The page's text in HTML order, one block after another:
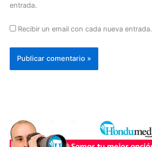
entrada.
Recibir un email con cada nueva entrada.